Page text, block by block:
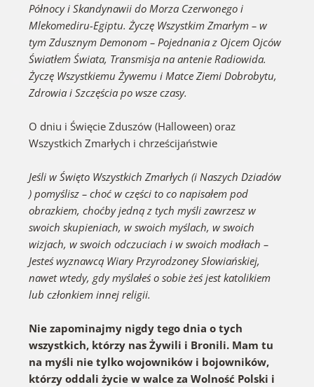
Północy i Skandynawii do Morza Czerwonego i
Mlekomediru-Egiptu. Życzę Wszystkim Zmarłym – w
tym Zdusznym Demonom – Pojednania z Ojcem Ojców
Światłem Świata, Transmisja na antenie Radiowida.
Życzę Wszystkiemu Żywemu i Matce Ziemi Dobrobytu,
Zdrowia i Szczęścia po wsze czasy.
O dniu i Święcie Zduszów (Halloween) oraz
Wszystkich Zmarłych i chrześcijaństwie
Jeśli w Święto Wszystkich Zmarłych (i Naszych Dziadów
) pomyślisz – choć w części to co napisałem pod
obrazkiem, choćby jedną z tych myśli zawrzesz w
swoich skupieniach, w swoich myślach, w swoich
wizjach, w swoich odczuciach i w swoich modłach –
Jesteś wyznawcą Wiary Przyrodzoney Słowiańskiej,
nawet wtedy, gdy myślałeś o sobie żeś jest katolikiem
lub członkiem innej religii.
Nie zapominajmy nigdy tego dnia o tych
wszystkich, którzy nas Żywili i Bronili. Mam tu
na myśli nie tylko wojowników i bojowników,
którzy oddali życie w walce za Wolność Polski i